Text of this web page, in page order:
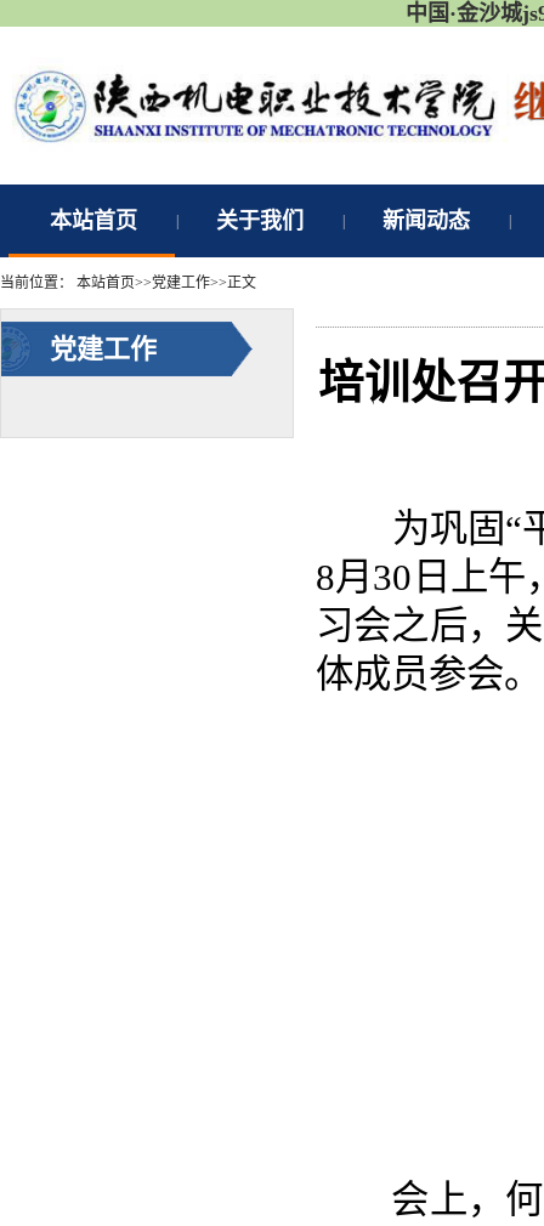
中国·金沙城
本站首页 关于我们 新闻动态
当前位置： 本站首页>>党建工作>>正文
党建工作
培训处召
为巩固“
8月30日上午
习会之后，
体成员参会
会上，何